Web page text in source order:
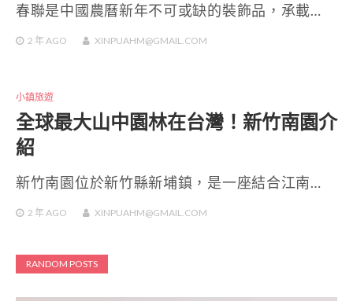
春聯是中國農曆新年不可或缺的裝飾品，承載…
2 年 AGO XINPUAHM@GMAIL.COM
小鎮旅遊
全球最大山中園林在台灣！新竹南園介
紹
新竹南園位於新竹縣新埔鎮，是一座結合江南…
2 年 AGO XINPUAHM@GMAIL.COM
RANDOM POSTS